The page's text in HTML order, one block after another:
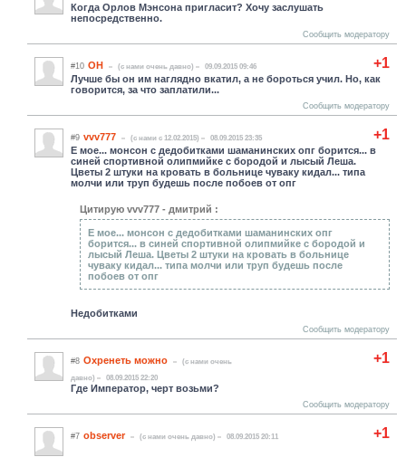
Когда Орлов Мэнсона пригласит? Хочу заслушать
непосредственно.
Сообщить модератору
+1
#10 ОН (c нами очень давно) 09.09.2015 09:46
Лучше бы он им наглядно вкатил, а не бороться учил. Но, как
говорится, за что заплатили...
Сообщить модератору
+1
#9 vvv777 (c нами с 12.02.2015) 08.09.2015 23:35
Е мое... монсон с дедобитками шаманинских опг борится... в
синей спортивной олипмийке с бородой и лысый Леша.
Цветы 2 штуки на кровать в больнице чуваку кидал... типа
молчи или труп будешь после побоев от опг
Цитирую vvv777 - дмитрий :
Е мое... монсон с дедобитками шаманинских опг
борится... в синей спортивной олипмийке с бородой и
лысый Леша. Цветы 2 штуки на кровать в больнице
чуваку кидал... типа молчи или труп будешь после
побоев от опг
Недобитками
Сообщить модератору
+1
#8 Охренеть можно
(c нами очень
давно)
08.09.2015 22:20
Где Император, черт возьми?
Сообщить модератору
+1
#7 observer (c нами очень давно) 08.09.2015 20:11